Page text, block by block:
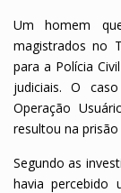
Um homem
magistrados no
para a Polícia
judiciais. O
Operação
resultou na
Segundo as
havia percebido